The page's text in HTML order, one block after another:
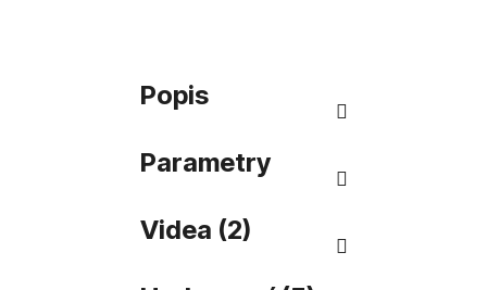
Popis
Parametry
Videa (2)